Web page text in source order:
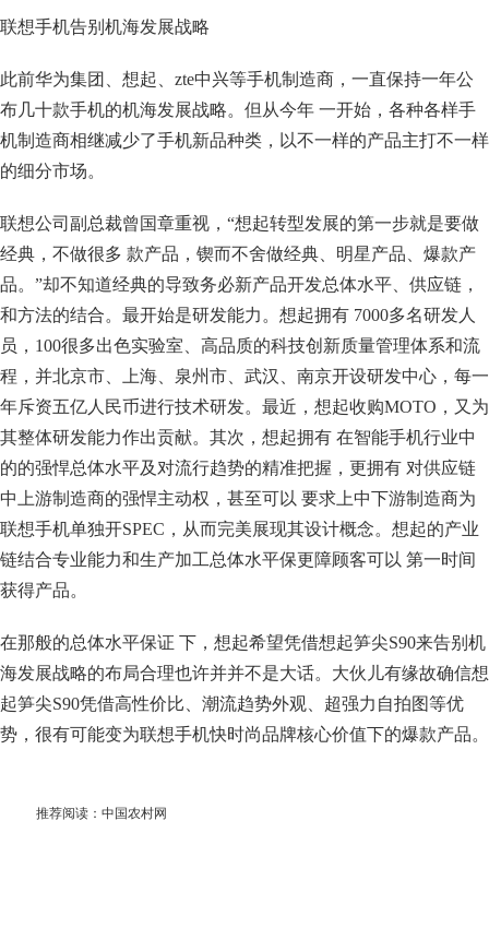
联想手机告别机海发展战略
此前华为集团、想起、zte中兴等手机制造商，一直保持一年公
布几十款手机的机海发展战略。但从今年 一开始，各种各样手
机制造商相继减少了手机新品种类，以不一样的产品主打不一样
的细分市场。
联想公司副总裁曾国章重视，“想起转型发展的第一步就是要做
经典，不做很多 款产品，锲而不舍做经典、明星产品、爆款产
品。”却不知道经典的导致务必新产品开发总体水平、供应链，
和方法的结合。最开始是研发能力。想起拥有 7000多名研发人
员，100很多出色实验室、高品质的科技创新质量管理体系和流
程，并北京市、上海、泉州市、武汉、南京开设研发中心，每一
年斥资五亿人民币进行技术研发。最近，想起收购MOTO，又为
其整体研发能力作出贡献。其次，想起拥有 在智能手机行业中
的的强悍总体水平及对流行趋势的精准把握，更拥有 对供应链
中上游制造商的强悍主动权，甚至可以 要求上中下游制造商为
联想手机单独开SPEC，从而完美展现其设计概念。想起的产业
链结合专业能力和生产加工总体水平保更障顾客可以 第一时间
获得产品。
在那般的总体水平保证 下，想起希望凭借想起笋尖S90来告别机
海发展战略的布局合理也许并并不是大话。大伙儿有缘故确信想
起笋尖S90凭借高性价比、潮流趋势外观、超强力自拍图等优
势，很有可能变为联想手机快时尚品牌核心价值下的爆款产品。
推荐阅读： 中国农村网